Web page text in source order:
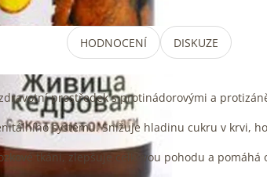
HODNOCENÍ DISKUZE
prostředek s protinádorovými a
systému. Snižuje hladinu cukru v krvi,
tkáni, zlepšuje celkovou pohodu a